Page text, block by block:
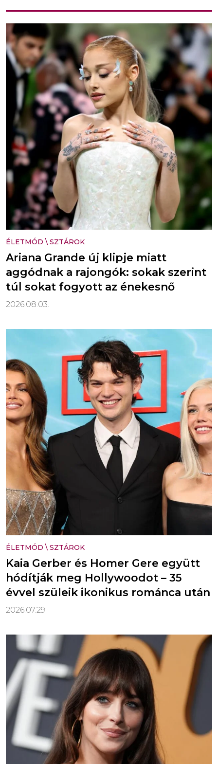
ÉLETMÓD \ SZTÁROK
Ariana Grande új klipje miatt
aggódnak a rajongók: sokak szerint
túl sokat fogyott az énekesnő
2026.08.03.
ÉLETMÓD \ SZTÁROK
Kaia Gerber és Homer Gere együtt
hódítják meg Hollywoodot – 35
évvel szüleik ikonikus románca után
2026.07.29.